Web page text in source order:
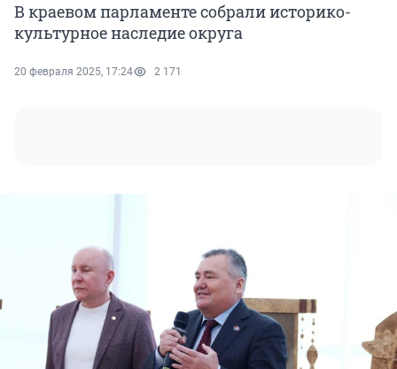
В краевом парламенте собрали историко-
культурное наследие округа
20 февраля 2025, 17:24 2 171